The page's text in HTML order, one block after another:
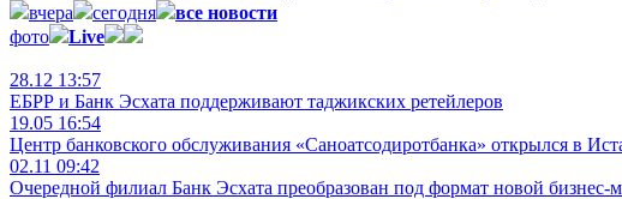
вчера
сегодня
все новости
фото
Live
28.12 13:57
ЕБРР и Банк Эсхата поддерживают таджикских ретейлеров
19.05 16:54
Центр банковского обслуживания «Саноатсодиротбанка» открылся в
02.11 09:42
Очередной филиал Банк Эсхата преобразован под формат новой бизнес-